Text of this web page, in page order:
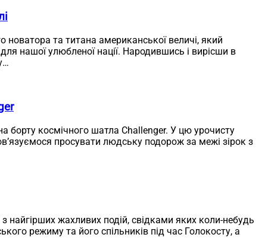
та титана американської величі, який
нашої улюбленої нації. Народившись і вирісши в
борту космічного шатла Challenger. У цю урочисту
просувати людську подорож за межі зірок з
найгірших жахливих подій, свідками яких коли-небудь
режиму та його спільників під час Голокосту, а